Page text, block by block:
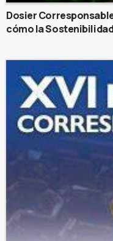
Dosier
cómo la